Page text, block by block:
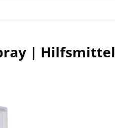
| Hilfsmittel